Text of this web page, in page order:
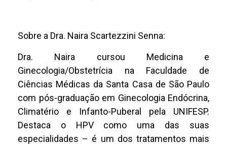
Sobre a Dra. Naira Scartezzini Senna:
Dra. Naira cursou Medicina e
Ginecologia/Obstetrícia na Faculdade de
Ciências Médicas da Santa Casa de São Paulo
com pós-graduação em Ginecologia Endócrina,
Climatério e Infanto-Puberal pela UNIFESP.
Destaca o HPV como uma das suas
especialidades – é um dos tratamentos mais